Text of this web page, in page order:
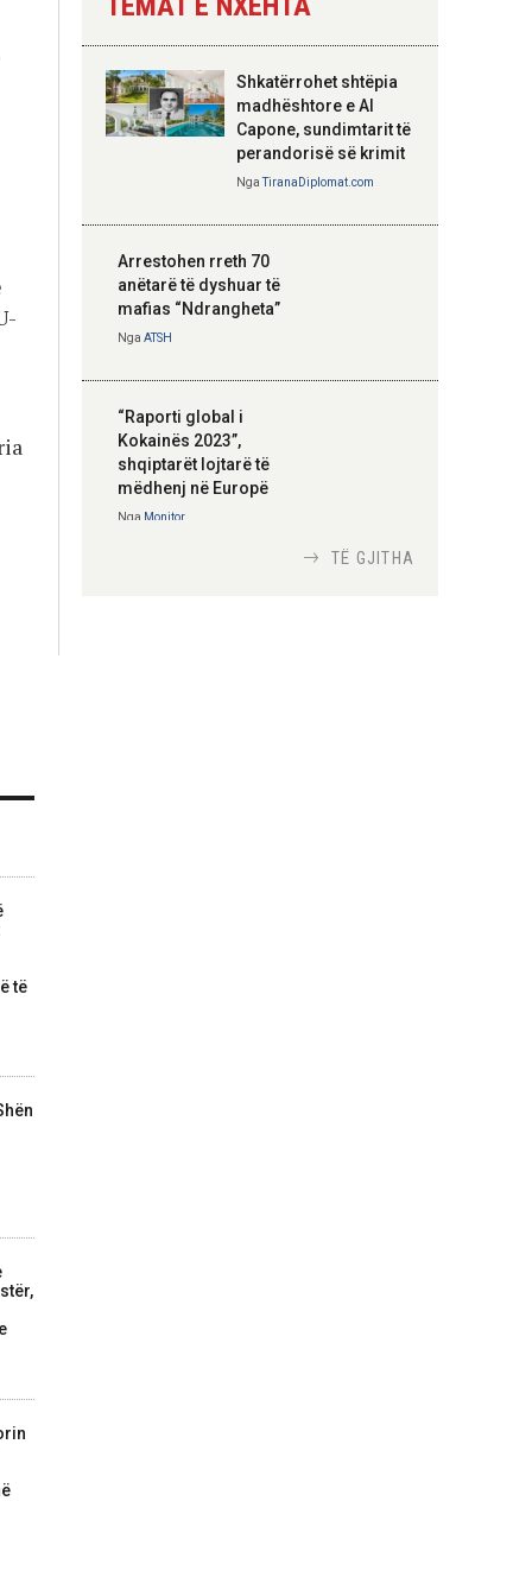
të
Hoxha takim me
zyrtarë të lartë të
DASH: Angazhim i
përbashkët për
strategjik
Shkatërrohet shtëpia
madhështore e Al
Capone, sundimtarit të
perandorisë së krimit
NgaTiranaDiplomat.com
Arrestohen rreth 70
anëtarë të dyshuar të
mafias “Ndrangheta”
Nga ATSH
“Raporti global i
Kokainës 2023”,
shqiptarët lojtarë të
mëdhenj në Europë
Nga Monitor
TË GJITHA